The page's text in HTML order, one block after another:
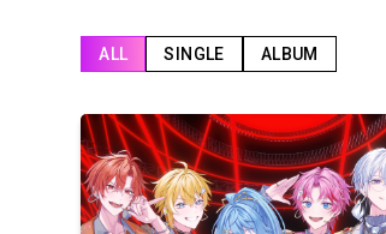
CREATOR
MUSIC
EVENT/LIVE
ALL SINGLE ALBUM